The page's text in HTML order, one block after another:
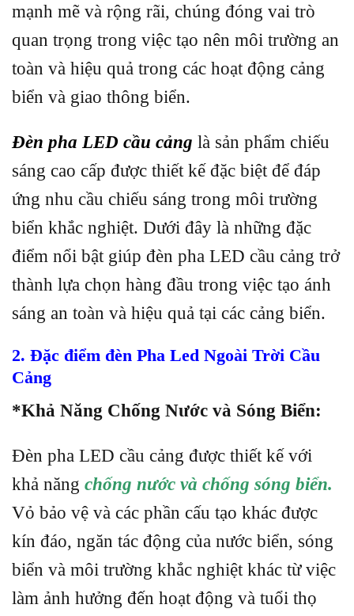
mạnh mẽ và rộng rãi, chúng đóng vai trò
quan trọng trong việc tạo nên môi trường an
toàn và hiệu quả trong các hoạt động cảng
biển và giao thông biển.
Đèn pha LED cầu cảng là sản phẩm chiếu
sáng cao cấp được thiết kế đặc biệt để đáp
ứng nhu cầu chiếu sáng trong môi trường
biển khắc nghiệt. Dưới đây là những đặc
điểm nổi bật giúp đèn pha LED cầu cảng trở
thành lựa chọn hàng đầu trong việc tạo ánh
sáng an toàn và hiệu quả tại các cảng biển.
2. Đặc điểm đèn Pha Led Ngoài Trời Cầu
Cảng
*Khả Năng Chống Nước và Sóng Biển:
Đèn pha LED cầu cảng được thiết kế với
khả năng chống nước và chống sóng biển.
Vỏ bảo vệ và các phần cấu tạo khác được
kín đáo, ngăn tác động của nước biển, sóng
biển và môi trường khắc nghiệt khác từ việc
làm ảnh hưởng đến hoạt động và tuổi thọ